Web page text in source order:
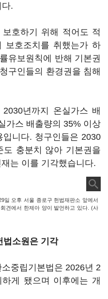
.
호하기 위해 적어도 적
보호조치를 취했는가 하
유보원칙에 반해 기본권
구인들의 환경권을 침해
년까지 온실가스 배
가스 배출량의 35% 이상
니다. 청구인들은 2030
도 충분치 않아 기본권을
는 이를 기각했습니다.
일 오후 서울 종로구 헌법재판소 앞에서
견에서 한제아 양이 발언하고 있다. (사
법소원은 기각
중립기본법은 2026년 2
게 됐으며 이후에는 개